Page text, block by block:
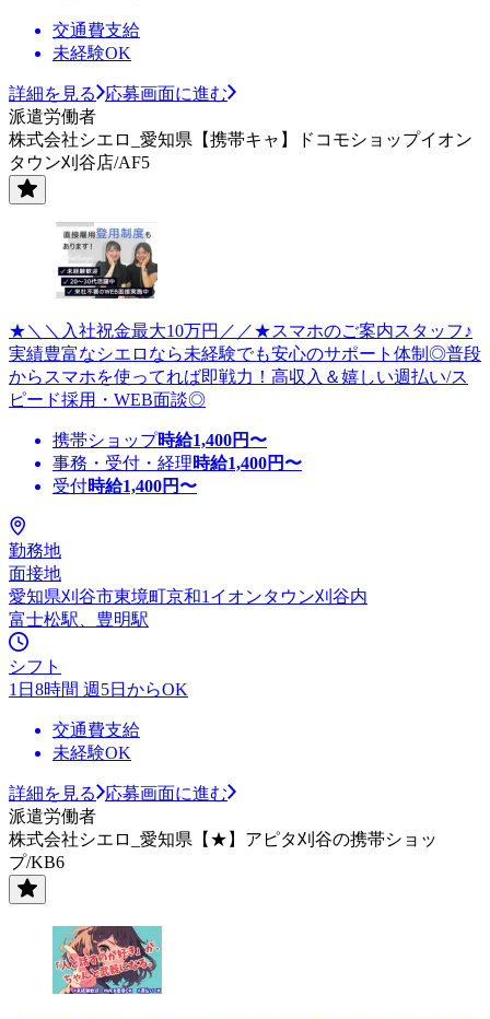
交通費支給
未経験OK
詳細を見る
応募画面に進む
派遣労働者
株式会社シエロ_愛知県【携帯キャ】ドコモショップイオン
タウン刈谷店/AF5
★＼＼入社祝金最大10万円／／★スマホのご案内スタッフ♪
実績豊富なシエロなら未経験でも安心のサポート体制◎普段
からスマホを使ってれば即戦力！高収入＆嬉しい週払い/ス
ピード採用・WEB面談◎
携帯ショップ時給1,400円〜
事務・受付・経理時給1,400円〜
受付時給1,400円〜
勤務地
面接地
愛知県刈谷市東境町京和1イオンタウン刈谷内
富士松駅、豊明駅
シフト
1日8時間 週5日からOK
交通費支給
未経験OK
詳細を見る
応募画面に進む
派遣労働者
株式会社シエロ_愛知県【★】アピタ刈谷の携帯ショッ
プ/KB6